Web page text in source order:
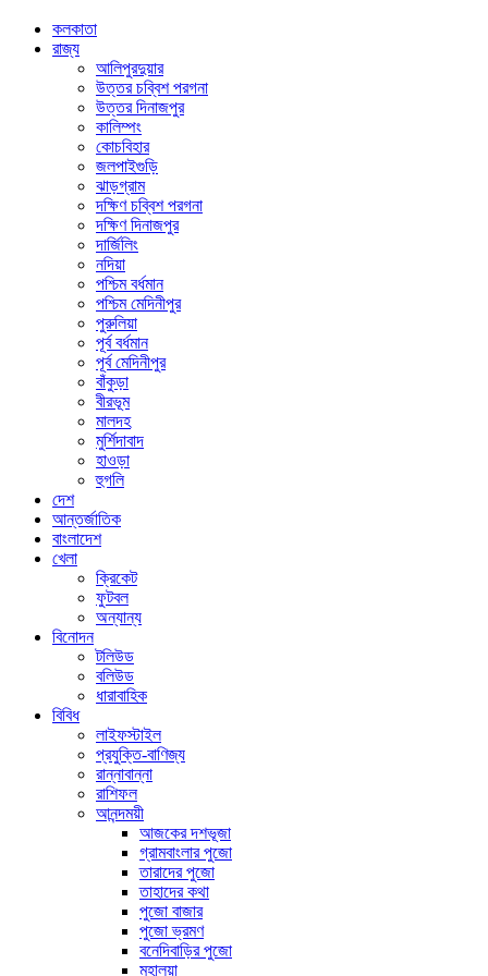
কলকাতা
রাজ্য
আলিপুরদুয়ার
উত্তর চব্বিশ পরগনা
উত্তর দিনাজপুর
কালিম্পং
কোচবিহার
জলপাইগুড়ি
ঝাড়গ্রাম
দক্ষিণ চব্বিশ পরগনা
দক্ষিণ দিনাজপুর
দার্জিলিং
নদিয়া
পশ্চিম বর্ধমান
পশ্চিম মেদিনীপুর
পুরুলিয়া
পূর্ব বর্ধমান
পূর্ব মেদিনীপুর
বাঁকুড়া
বীরভূম
মালদহ
মুর্শিদাবাদ
হাওড়া
হুগলি
দেশ
আন্তর্জাতিক
বাংলাদেশ
খেলা
ক্রিকেট
ফুটবল
অন্যান্য
বিনোদন
টলিউড
বলিউড
ধারাবাহিক
বিবিধ
লাইফস্টাইল
প্রযুক্তি-বাণিজ্য
রান্নাবান্না
রাশিফল
আনন্দময়ী
আজকের দশভূজা
গ্রামবাংলার পুজো
তারাদের পুজো
তাহাদের কথা
পুজো বাজার
পুজো ভ্রমণ
বনেদিবাড়ির পুজো
মহালয়া